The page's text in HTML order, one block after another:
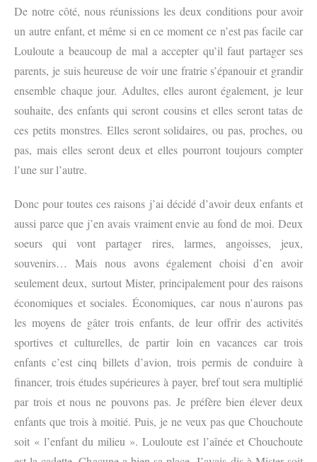
De notre côté, nous réunissions les deux conditions pour avoir
un autre enfant, et même si en ce moment ce n’est pas facile car
Louloute a beaucoup de mal a accepter qu’il faut partager ses
parents, je suis heureuse de voir une fratrie s’épanouir et grandir
ensemble chaque jour. Adultes, elles auront également, je leur
souhaite, des enfants qui seront cousins et elles seront tatas de
ces petits monstres. Elles seront solidaires, ou pas, proches, ou
pas, mais elles seront deux et elles pourront toujours compter
l’une sur l’autre.
Donc pour toutes ces raisons j’ai décidé d’avoir deux enfants et
aussi parce que j’en avais vraiment envie au fond de moi. Deux
soeurs qui vont partager rires, larmes, angoisses, jeux,
souvenirs… Mais nous avons également choisi d’en avoir
seulement deux, surtout Mister, principalement pour des raisons
économiques et sociales. Économiques, car nous n’aurons pas
les moyens de gâter trois enfants, de leur offrir des activités
sportives et culturelles, de partir loin en vacances car trois
enfants c’est cinq billets d’avion, trois permis de conduire à
financer, trois études supérieures à payer, bref tout sera multiplié
par trois et nous ne pouvons pas. Je préfère bien élever deux
enfants que trois à moitié. Puis, je ne veux pas que Chouchoute
soit « l’enfant du milieu ». Louloute est l’aînée et Chouchoute